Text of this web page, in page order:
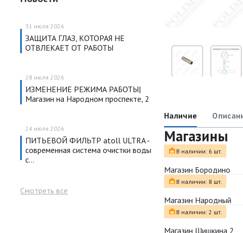
31 июля 2026
ЗАЩИТА ГЛАЗ, КОТОРАЯ НЕ
ОТВЛЕКАЕТ ОТ РАБОТЫ
28 июля 2026
ИЗМЕНЕНИЕ РЕЖИМА РАБОТЫ|
Магазин на Народном проспекте, 2
24 июля 2026
ПИТЬЕВОЙ ФИЛЬТР atoll ULTRA -
современная система очистки воды
с…
Смотреть все
Наличие
Магазины
В наличии: 6 шт.
Магазин Бородино
В наличии: 8 шт.
Магазин Народный
В наличии: 2 шт.
Магазин Шишкина 2